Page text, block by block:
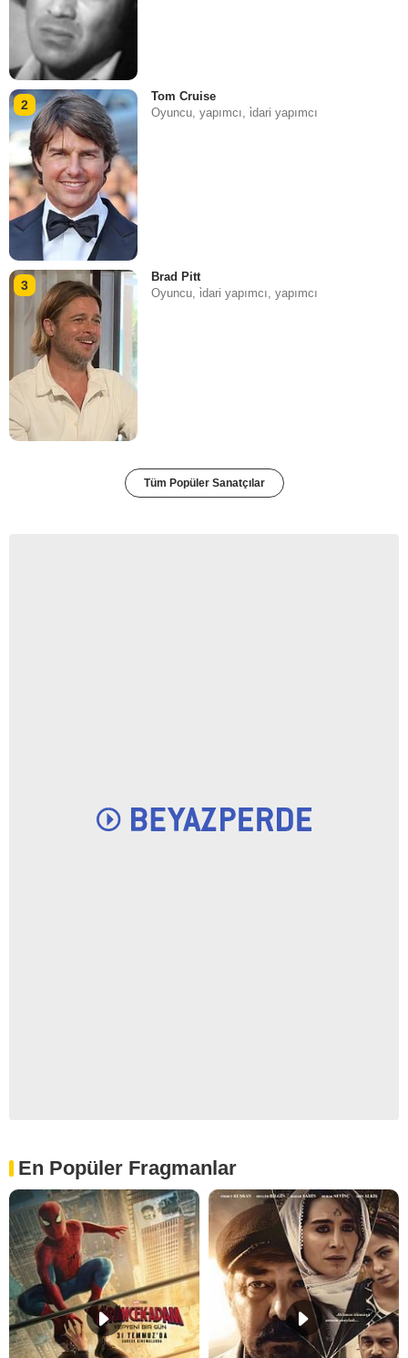
2
Tom Cruise
Oyuncu, yapımcı, i̇dari yapımcı
3
Brad Pitt
Oyuncu, i̇dari yapımcı, yapımcı
Tüm Popüler Sanatçılar
En Popüler Fragmanlar